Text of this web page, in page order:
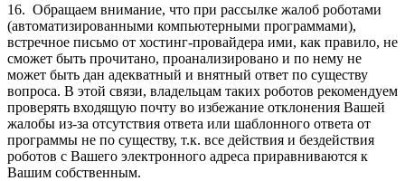
16. Обращаем внимание, что при рассылке жалоб роботами
(автоматизированными компьютерными программами),
встречное письмо от хостинг-провайдера ими, как правило, не
сможет быть прочитано, проанализировано и по нему не
может быть дан адекватный и внятный ответ по существу
вопроса. В этой связи, владельцам таких роботов рекомендуем
проверять входящую почту во избежание отклонения Вашей
жалобы из-за отсутствия ответа или шаблонного ответа от
программы не по существу, т.к. все действия и бездействия
роботов с Вашего электронного адреса приравниваются к
Вашим собственным.